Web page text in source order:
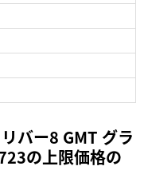
バー8 GMT グラ
の上限価格の